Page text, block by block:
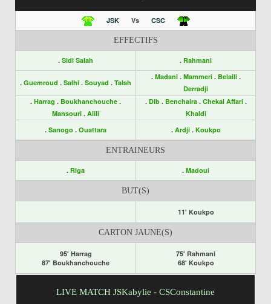
JSK Vs CSC
EFFECTIFS
. Sidi Salah . Rahmani
. Guemroud . Salhi . Souyad . Talah
. Madani. Mammeri. Belaili.
Derradji
. Harrag . Boukhanchouche .
Mansouri . Alili
. Dib. Benchaira. Chekal Affari.
Khaldi
. Sanogo . Ouattara . Ardji. Koukpo
ENTRAINEURS
. Riga . Madoui
BUT(S)
11' Koukpo
CARTON JAUNE(S)
95' Harrag
87' Boukhanchouche
75' Rahmani
68' Koukpo
LIVE MATCH JSKabylie - CSConstantine